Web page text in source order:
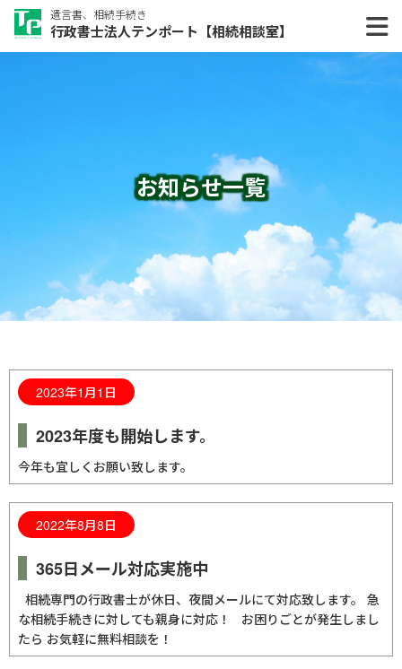
遺言書、相続手続き
行政書士法人テンポート【相続相談室】
お知らせ一覧
2023年1月1日
2023年度も開始します。
今年も宜しくお願い致します。
2022年8月8日
365日メール対応実施中
相続専門の行政書士が休日、夜間メールにて対応致します。 急
な相続手続きに対しても親身に対応！ お困りごとが発生しまし
たら お気軽に無料相談を！